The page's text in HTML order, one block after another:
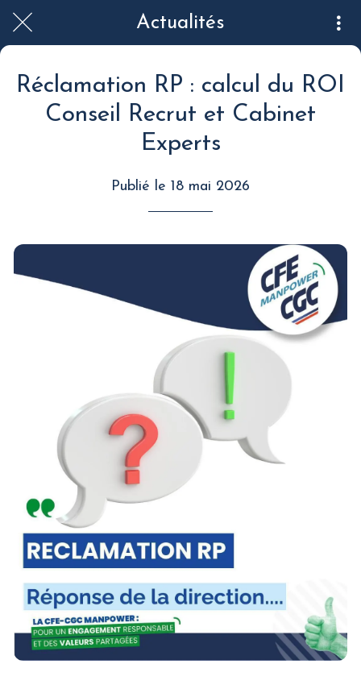
Actualités
Réclamation RP : calcul du ROI
Conseil Recrut et Cabinet
Experts
Publié le 18 mai 2026